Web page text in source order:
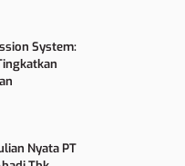
System:
Nyata PT